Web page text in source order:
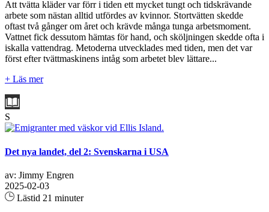
Att tvätta kläder var förr i tiden ett mycket tungt och tidskrävande
arbete som nästan alltid utfördes av kvinnor. Stortvätten skedde
oftast två gånger om året och krävde många tunga arbetsmoment.
Vattnet fick dessutom hämtas för hand, och sköljningen skedde ofta i
iskalla vattendrag. Metoderna utvecklades med tiden, men det var
först efter tvättmaskinens intåg som arbetet blev lättare...
+ Läs mer
S
Det nya landet, del 2: Svenskarna i USA
av: Jimmy Engren
2025-02-03
Lästid 21 minuter